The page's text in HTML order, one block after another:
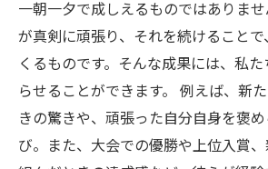
一朝一夕で成しえるものではありま
が真剣に頑張り、それを続けること
くるものです。そんな成果には、私
らせることができます。 例えば、新
きの驚きや、頑張った自分自身を褒
び。また、大会での優勝や上位入賞